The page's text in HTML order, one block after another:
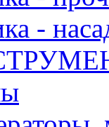
-